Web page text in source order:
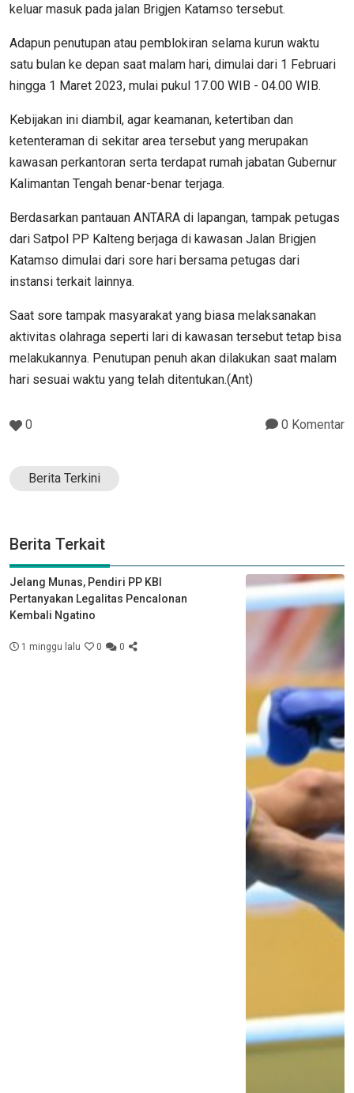
keluar masuk pada jalan Brigjen Katamso tersebut.
Adapun penutupan atau pemblokiran selama kurun waktu
satu bulan ke depan saat malam hari, dimulai dari 1 Februari
hingga 1 Maret 2023, mulai pukul 17.00 WIB - 04.00 WIB.
Kebijakan ini diambil, agar keamanan, ketertiban dan
ketenteraman di sekitar area tersebut yang merupakan
kawasan perkantoran serta terdapat rumah jabatan Gubernur
Kalimantan Tengah benar-benar terjaga.
Berdasarkan pantauan ANTARA di lapangan, tampak petugas
dari Satpol PP Kalteng berjaga di kawasan Jalan Brigjen
Katamso dimulai dari sore hari bersama petugas dari
instansi terkait lainnya.
Saat sore tampak masyarakat yang biasa melaksanakan
aktivitas olahraga seperti lari di kawasan tersebut tetap bisa
melakukannya. Penutupan penuh akan dilakukan saat malam
hari sesuai waktu yang telah ditentukan.(Ant)
0 0 Komentar
Berita Terkini
Berita Terkait
Jelang Munas, Pendiri PP KBI
Pertanyakan Legalitas Pencalonan
Kembali Ngatino
1 minggu lalu 0 0